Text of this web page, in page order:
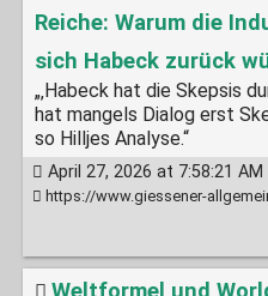
Reiche: Warum die
sich Habeck zurück
„‚Habeck hat die Skepsis
hat mangels Dialog erst
so Hilljes Analyse.“
April 27, 2026 at 7:58:21 AM
https://www.giessener-allgemeine.de/politik/habeck-zurueck-